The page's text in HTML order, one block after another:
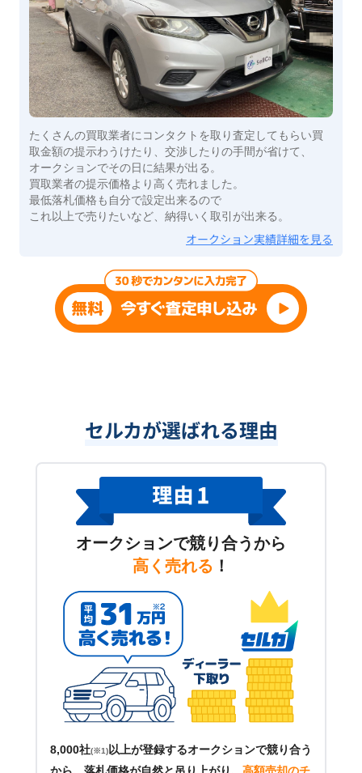
たくさんの買取業者にコンタクトを取り査定してもらい買
取金額の提示わうけたり、交渉したりの手間が省けて、
オークションでその日に結果が出る。
買取業者の提示価格より高く売れました。
最低落札価格も自分で設定出来るので
これ以上で売りたいなど、納得いく取引が出来る。
オークション実績詳細を見る
セルカが選ばれる理由
オークションで競り合うから
高く売れる ！
8,000社(※1) 以上が登録するオークションで競り合う